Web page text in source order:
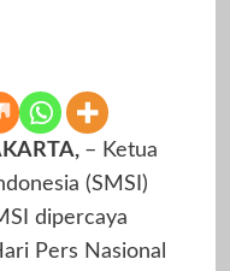
– Ketua
(SMSI)
dipercaya
Pers Nasional